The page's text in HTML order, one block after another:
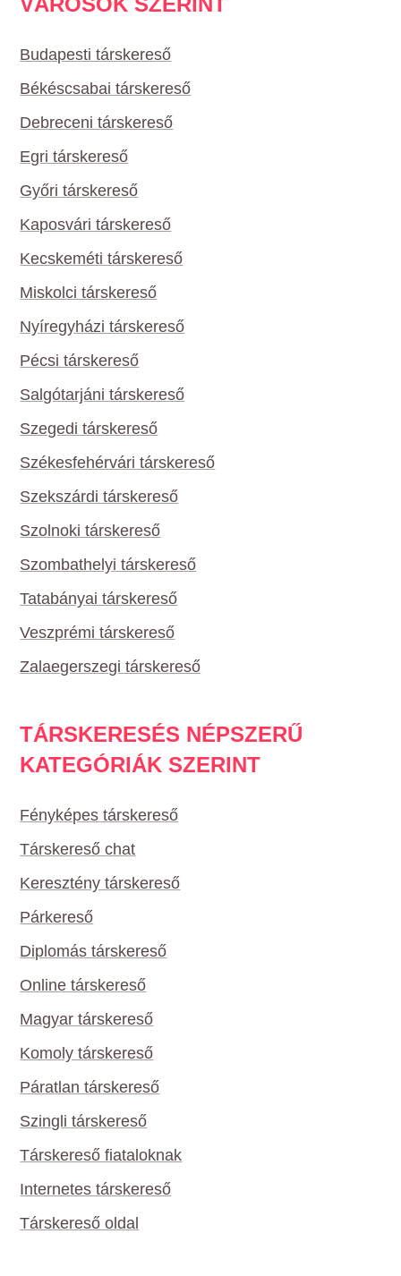
Budapesti társkereső
Békéscsabai társkereső
Debreceni társkereső
Egri társkereső
Győri társkereső
Kaposvári társkereső
Kecskeméti társkereső
Miskolci társkereső
Nyíregyházi társkereső
Pécsi társkereső
Salgótarjáni társkereső
Szegedi társkereső
Székesfehérvári társkereső
Szekszárdi társkereső
Szolnoki társkereső
Szombathelyi társkereső
Tatabányai társkereső
Veszprémi társkereső
Zalaegerszegi társkereső
TÁRSKERESÉS NÉPSZERŰ
KATEGÓRIÁK SZERINT
Fényképes társkereső
Társkereső chat
Keresztény társkereső
Párkereső
Diplomás társkereső
Online társkereső
Magyar társkereső
Komoly társkereső
Páratlan társkereső
Szingli társkereső
Társkereső fiataloknak
Internetes társkereső
Társkereső oldal